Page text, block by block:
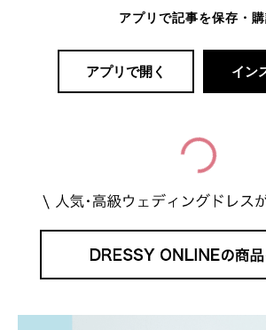
アプリで記事を保存・
アプリで開く イン